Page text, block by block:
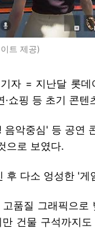
트 제공)
자 = 지난달 롯
·쇼핑 등 초기 콘
음악중심' 등 공연
으로 보였다.
후 다소 엉성한 '
품질 그래픽으
건물 구석까지